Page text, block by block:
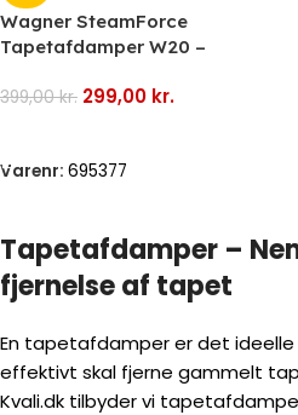
Wagner SteamForce
Tapetafdamper W20 –
399,00kr. 299,00 kr.
Varenr: 695377
Tapetafdamper –
fjernelse af tapet
En tapetafdamper er det
effektivt skal fjerne gammelt
Kvali.dk tilbyder vi